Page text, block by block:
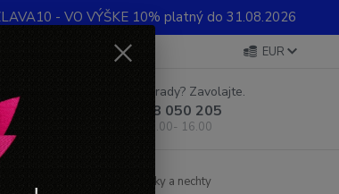
- VO VÝŠKE 10% platný do 31.08.2026
EUR
Neviete si rady? Zavolajte.
+421 948 050 205
Denne od 8.00- 16.00
Kliešte na kožičky a nechty